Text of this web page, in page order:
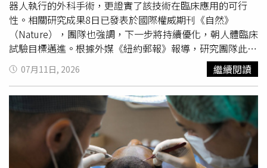
來健康危害。【延伸閱讀】別盲目追養生潮！腫瘤醫破解6
大營養迷思 「想要活得健康」先抓住1點7成癌童遇營養危
機！營養師揭家長常見2迷思 飲食「三要三不」助力抗癌
https://www.healthnews.com.tw/readnews.php?
id=68851
器人執行的外科手術，更證實了該技術在臨床應用的可行
性。相關研究成果8日已發表於國際權威期刊《自然》
（Nature），團隊也強調，下一步將持續優化，朝人體臨床
試驗目標邁進。根據外媒《紐約郵報》報導，研究團隊此次
試驗共進行了2場手術，驗證不同程度的自動化與協作能
力。第一場手術是由一隻人形機器人主導，並在人類外科醫
師的輔助下完成；第二場手術則迎來更激進的嘗試，由兩隻
人形機器人主導並攜手合作完成整場豬隻 膽囊 切除。加州大
學聖地牙哥分校未來手術中心臨時主任布羅德里克（Dr.
Ryan Broderick）博士興奮表示，「作為一項概念驗證
（Proof of Concept），這次的試驗結果絕對是完美的成
功。」研究團隊將這款人形機器人稱為「Surgie」，在外觀
07月11日, 2026 繼續閱讀